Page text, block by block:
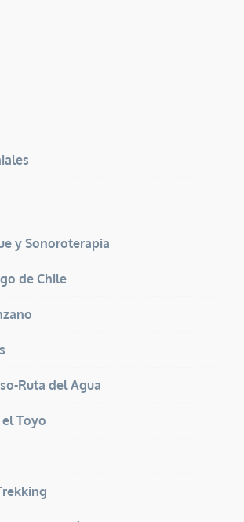
y Sonoroterapia
de Chile
Ruta del Agua
el Toyo